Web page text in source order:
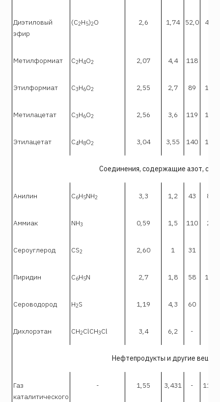
Диэтиловый
эфир
(С2Н5)2О 2,6 1,74 52,0 49,0
Метилформиат С2Н4О2 2,07 4,4 118
Этилформиат С3Н6О2 2,55 2,7 89 16,4
Метилацетат С3Н6О2 2,56 3,6 119 12,8
Этилацетат С4Н8О2 3,04 3,55 140 16,8
Соединения, содержащие азот,
Анилин C6H5NH2 3,3 1,2 43 8,3
Аммиак NH3 0,59 1,5 110 2,8
Сероуглерод CS2 2,60 1 31
Пиридин C6H5N 2,7 1,8 58 12,4
Сероводород H2S 1,19 4,3 60
Дихлорэтан СН2СlСН3Сl 3,4 6,2 -
Нефтепродукты и другие
Газ
каталитического
- 1,55 3,431 - 11,94